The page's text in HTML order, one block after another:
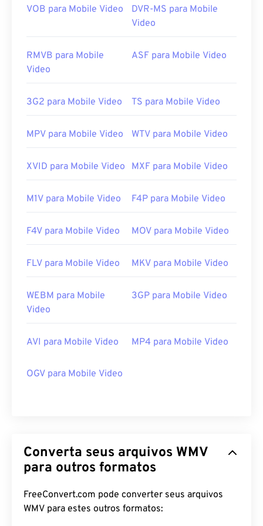
00 00 00 00
00 00 00 00
Desenvolvido por: Microsoft
Links úteis:
https://en.wikipedia.org/wiki/Windows_Media_Video
VOB para Mobile Video
DVR-MS para Mobile
Video
RMVB para Mobile
Video
ASF para Mobile Video
3G2 para Mobile Video TS para Mobile Video
MPV para Mobile Video WTV para Mobile Video
XVID para Mobile Video MXF para Mobile Video
M1V para Mobile Video F4P para Mobile Video
F4V para Mobile Video MOV para Mobile Video
FLV para Mobile Video MKV para Mobile Video
WEBM para Mobile
Video
3GP para Mobile Video
AVI para Mobile Video MP4 para Mobile Video
OGV para Mobile Video
Converta seus arquivos WMV
para outros formatos
FreeConvert.com pode converter seus arquivos
WMV para estes outros formatos: